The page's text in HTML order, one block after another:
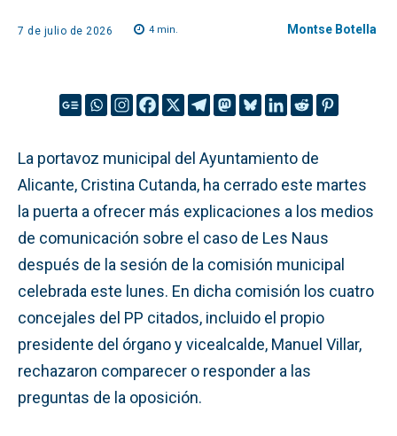
7 de julio de 2026 4 min. Montse Botella
La portavoz municipal del Ayuntamiento de
Alicante, Cristina Cutanda, ha cerrado este martes
la puerta a ofrecer más explicaciones a los medios
de comunicación sobre el caso de Les Naus
después de la sesión de la comisión municipal
celebrada este lunes. En dicha comisión los cuatro
concejales del PP citados, incluido el propio
presidente del órgano y vicealcalde, Manuel Villar,
rechazaron comparecer o responder a las
preguntas de la oposición.